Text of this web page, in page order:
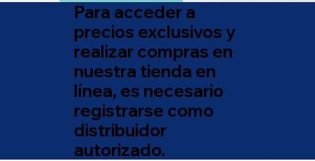
Para acceder a
precios exclusivos y
realizar compras en
nuestra tienda en
línea, es necesario
registrarse como
distribuidor
autorizado.